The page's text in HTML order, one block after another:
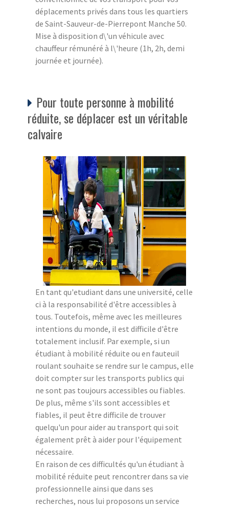
déplacements privés dans tous les quartiers
de Saint-Sauveur-de-Pierrepont Manche 50.
Mise à disposition d\'un véhicule avec
chauffeur rémunéré à l\'heure (1h, 2h, demi
journée et journée).
Pour toute personne à mobilité
réduite, se déplacer est un véritable
calvaire
En tant qu'etudiant dans une université, celle
ci à la responsabilité d'être accessibles à
tous. Toutefois, même avec les meilleures
intentions du monde, il est difficile d'être
totalement inclusif. Par exemple, si un
étudiant à mobilité réduite ou en fauteuil
roulant souhaite se rendre sur le campus, elle
doit compter sur les transports publics qui
ne sont pas toujours accessibles ou fiables.
De plus, même s'ils sont accessibles et
fiables, il peut être difficile de trouver
quelqu'un pour aider au transport qui soit
également prêt à aider pour l'équipement
nécessaire.
En raison de ces difficultés qu'un étudiant à
mobilité réduite peut rencontrer dans sa vie
professionnelle ainsi que dans ses
recherches, nous lui proposons un service